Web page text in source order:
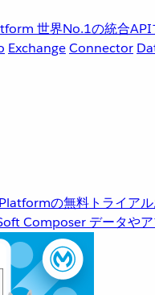
世界No.1の統合
ExchangeConnector
の無料トライアル
Composer データや